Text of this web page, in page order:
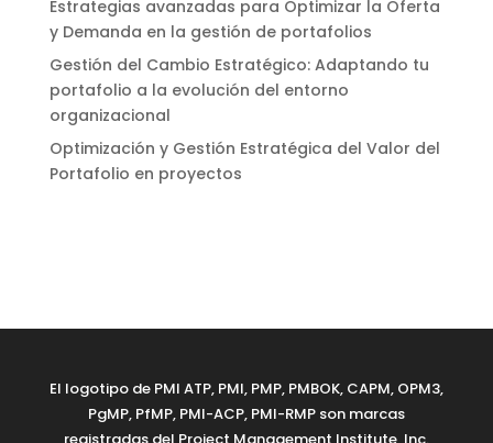
Estrategias avanzadas para Optimizar la Oferta
y Demanda en la gestión de portafolios
Gestión del Cambio Estratégico: Adaptando tu
portafolio a la evolución del entorno
organizacional
Optimización y Gestión Estratégica del Valor del
Portafolio en proyectos
El logotipo de PMI ATP, PMI, PMP, PMBOK, CAPM, OPM3,
PgMP, PfMP, PMI-ACP, PMI-RMP son marcas
registradas del Project Management Institute, Inc.